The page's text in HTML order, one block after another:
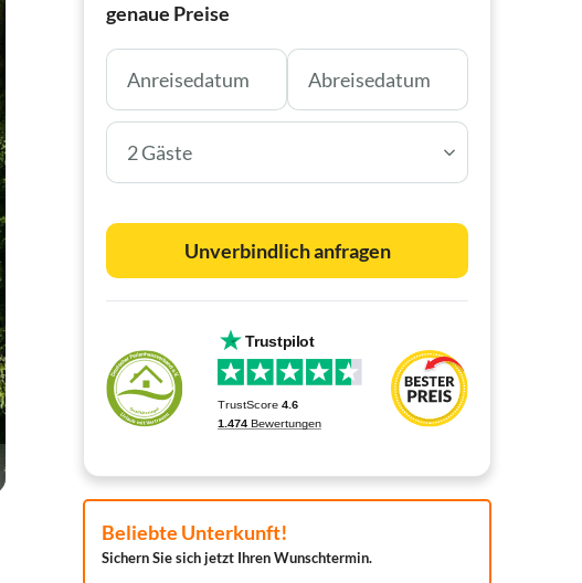
genaue Preise
2 Gäste
Unverbindlich anfragen
Beliebte Unterkunft!
Sichern Sie sich jetzt Ihren Wunschtermin.